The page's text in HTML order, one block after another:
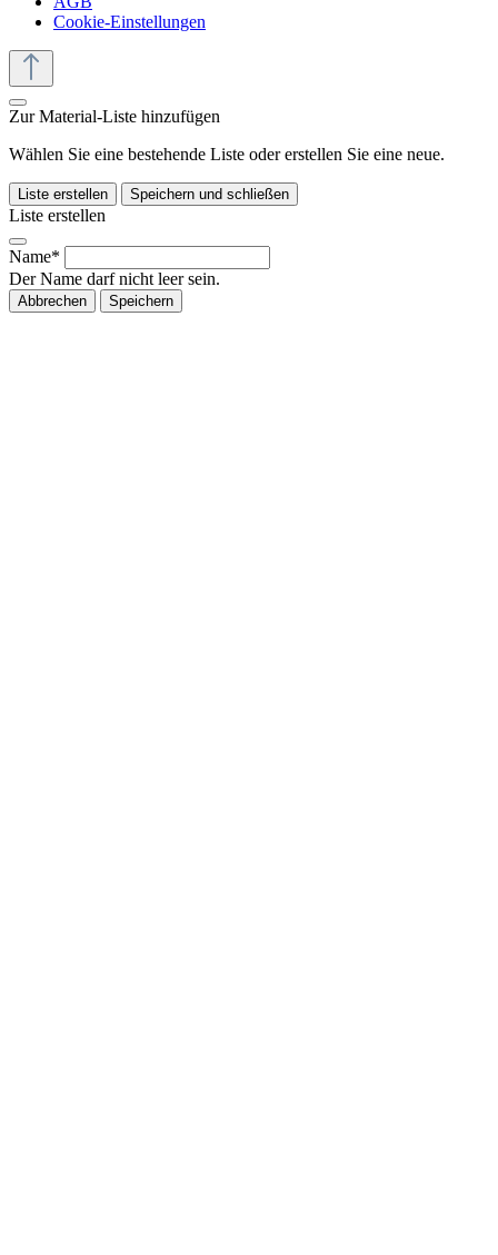
Cookie-Einstellungen
Zur Material-Liste hinzufügen
Wählen Sie eine bestehende Liste oder erstellen Sie eine neue.
Liste erstellen Speichern und schließen
Liste erstellen
Name*
Der Name darf nicht leer sein.
Abbrechen Speichern